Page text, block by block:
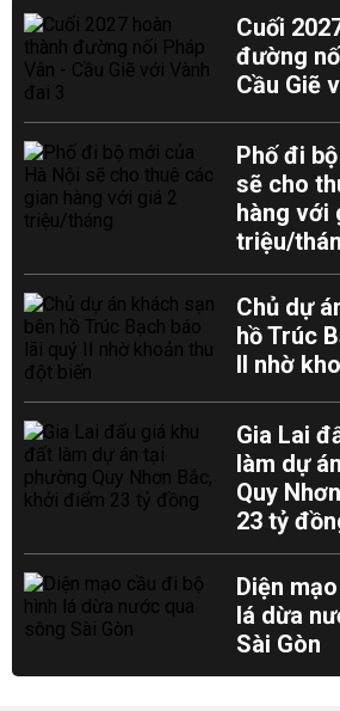
Cuối
đường
Cầu Giẽ
Phố đi
sẽ cho
hàng với
triệu/
Chủ dự
hồ Trúc
II nhờ
Gia Lai
làm dự
Quy
23 tỷ
Diện
lá dừa
Sài Gòn